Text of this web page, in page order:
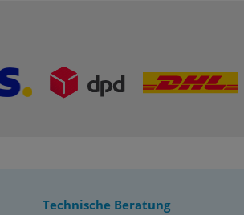
Technische Beratung